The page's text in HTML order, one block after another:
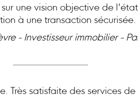
une vision objective de
à une transaction sécurisée.
- Investisseur immobilier -
Très satisfaite des services